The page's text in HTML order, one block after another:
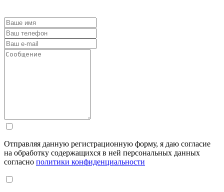
Отправляя данную регистрационную форму, я даю согласие
на обработку содержащихся в ней персональных данных
согласно политики конфиденциальности